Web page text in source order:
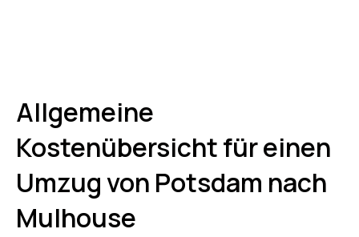
Allgemeine
Kostenübersicht für einen
Umzug von Potsdam nach
Mulhouse